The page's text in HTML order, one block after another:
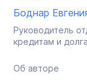
Боднар
Руководитель
кредитам и
Об авторе